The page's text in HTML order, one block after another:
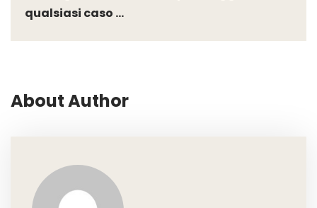
qualsiasi caso ...
About Author